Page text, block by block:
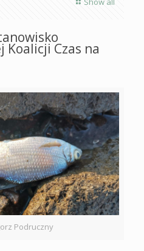
Czas na
Podruczny